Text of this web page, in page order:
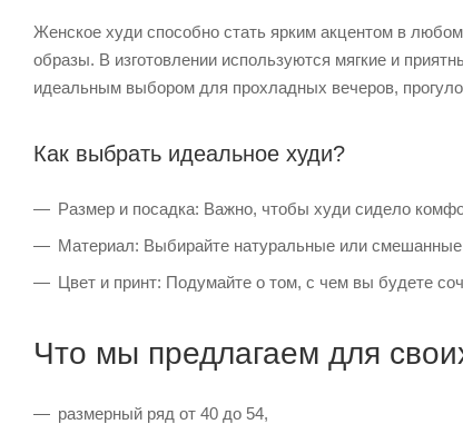
Женское худи способно стать ярким акцентом в
образы. В изготовлении используются мягкие и
идеальным выбором для прохладных вечеров,
Как выбрать идеальное худи?
Размер и посадка: Важно, чтобы худи сидело
Материал: Выбирайте натуральные или смешанные
Цвет и принт: Подумайте о том, с чем вы будете
Что мы предлагаем для
размерный ряд от 40 до 54,